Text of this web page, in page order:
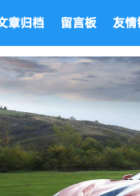
章归档 留言板 友情